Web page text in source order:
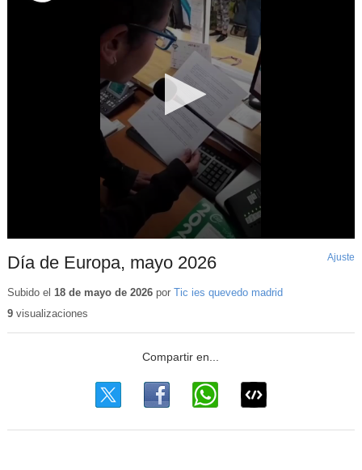
Día de Europa, mayo 2026 Ajuste
Subido el 18 de mayo de 2026por Tic ies quevedo madrid
9visualizaciones